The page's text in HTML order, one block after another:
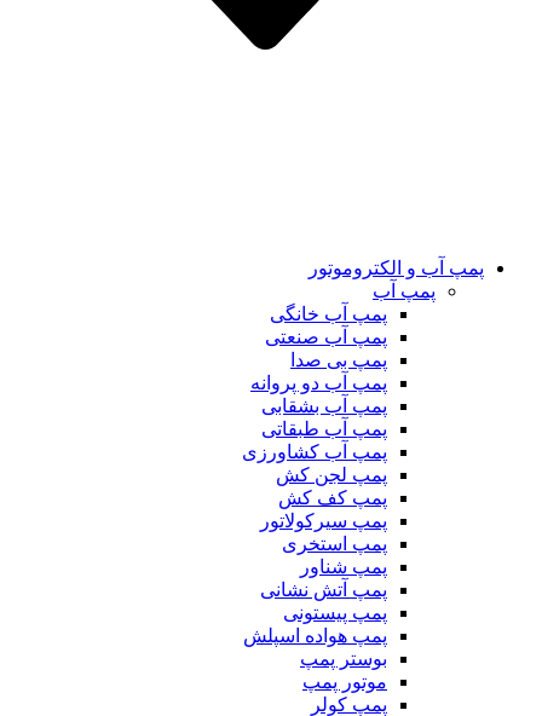
پمپ آب و الکتروموتور
پمپ آب
پمپ آب خانگی
پمپ آب صنعتی
پمپ بی صدا
پمپ آب دو پروانه
پمپ آب بشقابی
پمپ آب طبقاتی
پمپ آب کشاورزی
پمپ لجن کش
پمپ کف کش
پمپ سیرکولاتور
پمپ استخری
پمپ شناور
پمپ آتش نشانی
پمپ پیستونی
پمپ هواده اسپلش
بوستر پمپ
موتور پمپ
پمپ کولر